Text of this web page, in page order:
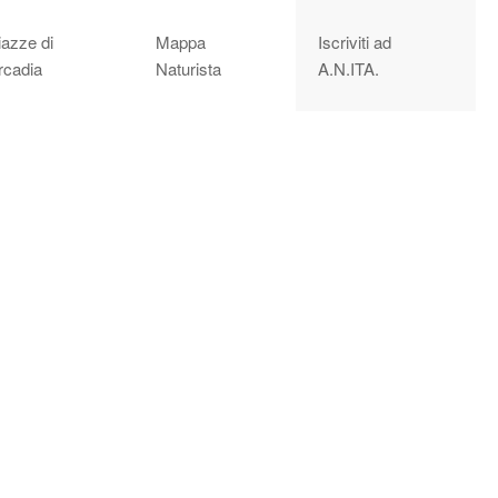
di
Mappa
Naturista
Iscriviti ad
A.N.ITA.